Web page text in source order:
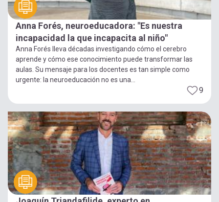
Anna Forés, neuroeducadora: "Es nuestra
incapacidad la que incapacita al niño"
Anna Forés lleva décadas investigando cómo el cerebro
aprende y cómo ese conocimiento puede transformar las
aulas. Su mensaje para los docentes es tan simple como
urgente: la neuroeducación no es una...
9